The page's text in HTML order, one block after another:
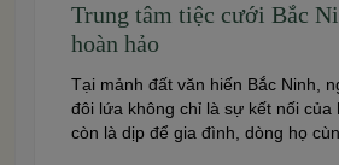
Trung tâm tiệc cưới Bắc
hoàn hảo
Tại mảnh đất văn hiến Bắc Ninh,
đôi lứa không chỉ là sự kết nối của
còn là dịp để gia đình, dòng họ